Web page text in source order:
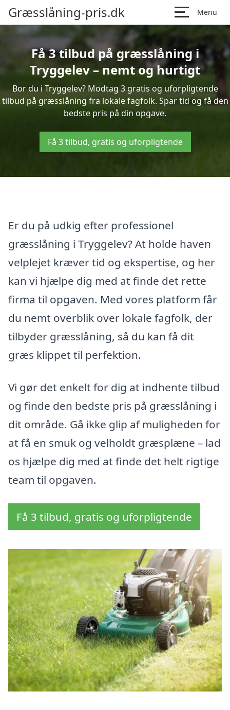
Græsslåning-pris.dk Menu
Få 3 tilbud på græsslåning i
Tryggelev – nemt og hurtigt
Bor du i Tryggelev? Modtag 3 gratis og uforpligtende
tilbud på græsslåning fra lokale fagfolk. Spar tid og få den
bedste pris på din opgave.
Få 3 tilbud, gratis og uforpligtende
Er du på udkig efter professionel
græsslåning i Tryggelev? At holde haven
velplejet kræver tid og ekspertise, og her
kan vi hjælpe dig med at finde det rette
firma til opgaven. Med vores platform får
du nemt overblik over lokale fagfolk, der
tilbyder græsslåning, så du kan få dit
græs klippet til perfektion.
Vi gør det enkelt for dig at indhente tilbud
og finde den bedste pris på græsslåning i
dit område. Gå ikke glip af muligheden for
at få en smuk og velholdt græsplæne – lad
os hjælpe dig med at finde det helt rigtige
team til opgaven.
Få 3 tilbud, gratis og uforpligtende